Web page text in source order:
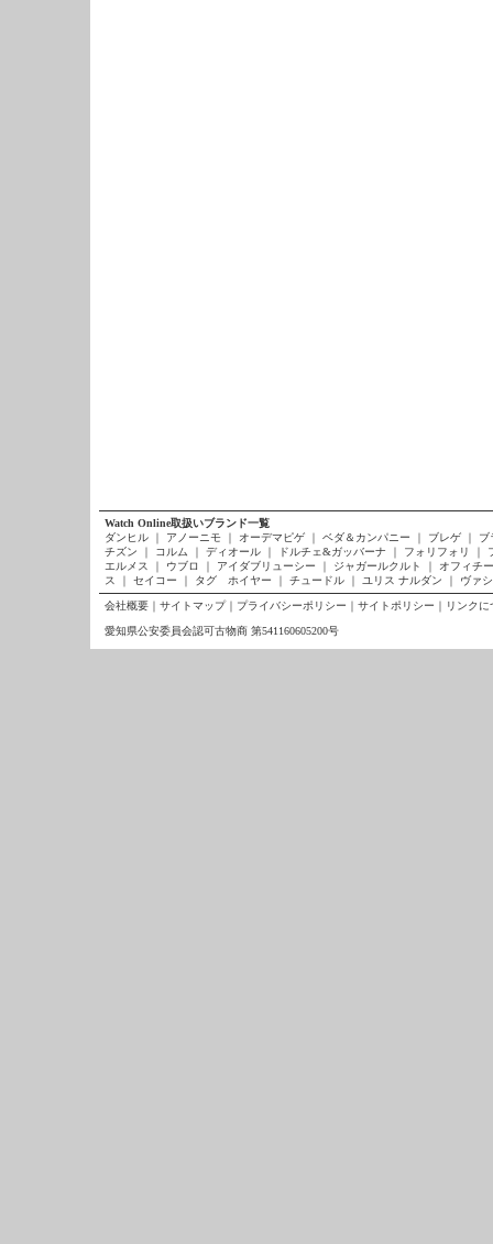
Watch Online取扱いブランド一覧
ダンヒル
｜ アノーニモ ｜ オーデマピゲ ｜ ベダ＆カンパニー ｜ ブレゲ ｜
ブ
チズン
｜ コルム ｜ ディオール ｜ ドルチェ&ガッバーナ ｜ フォリフォリ ｜
エルメス
｜ ウブロ ｜ アイダブリューシー ｜ ジャガールクルト ｜
オフィチ
ス
｜ セイコー ｜ タグ ホイヤー ｜ チュードル ｜ ユリス ナルダン ｜ ヴァ
会社概要 ｜ サイトマップ｜ プライバシーポリシー ｜ サイトポリシー ｜ リンクに
愛知県公安委員会認可古物商 第541160605200号